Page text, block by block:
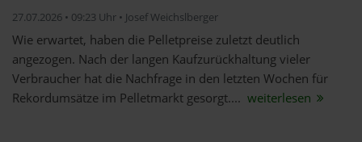
27.07.2026 • 09:23 Uhr • Josef Weichslberger
Wie erwartet, haben die Pelletpreise zuletzt deutlich
angezogen. Nach der langen Kaufzurückhaltung vieler
Verbraucher hat die Nachfrage in den letzten Wochen für
Rekordumsätze im Pelletmarkt gesorgt.... weiterlesen